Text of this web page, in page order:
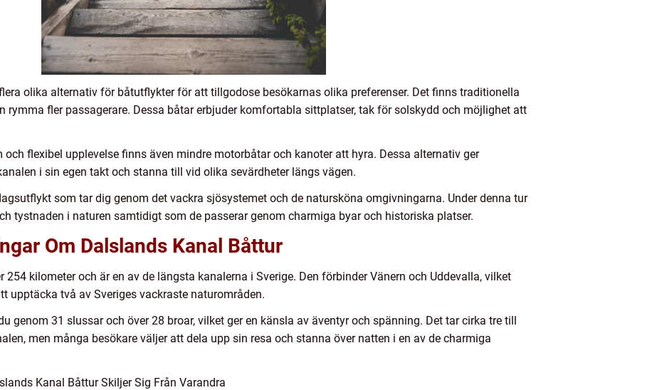
olika alternativ för båtutflykter för att tillgodose besökarnas olika preferenser. Det finns traditionella
rymma fler passagerare. Dessa båtar erbjuder komfortabla sittplatser, tak för solskydd och möjlighet att
och flexibel upplevelse finns även mindre motorbåtar och kanoter att hyra. Dessa alternativ ger
i sin egen takt och stanna till vid olika sevärdheter längs vägen.
som tar dig genom det vackra sjösystemet och de natursköna omgivningarna. Under denna tur
tystnaden i naturen samtidigt som de passerar genom charmiga byar och historiska platser.
Om Dalslands Kanal Båttur
254 kilometer och är en av de längsta kanalerna i Sverige. Den förbinder Vänern och Uddevalla, vilket
upptäcka två av Sveriges vackraste naturområden.
genom 31 slussar och över 28 broar, vilket ger en känsla av äventyr och spänning. Det tar cirka tre till
men många besökare väljer att dela upp sin resa och stanna över natten i en av de charmiga
Kanal Båttur Skiljer Sig Från Varandra